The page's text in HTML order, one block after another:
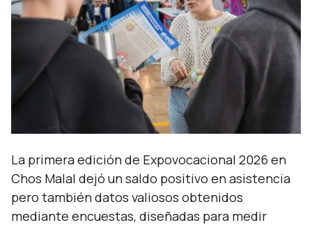
La primera edición de Expovocacional 2026 en
Chos Malal dejó un saldo positivo en asistencia
pero también datos valiosos obtenidos
mediante encuestas, diseñadas para medir